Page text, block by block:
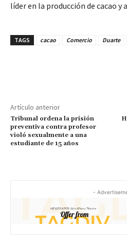
líder en la producción de cacao y
TAGS cacao Comercio Duarte
Artículo anterior
Tribunal ordena la prisión
preventiva contra profesor
violó sexualmente a una
estudiante de 15 años
-